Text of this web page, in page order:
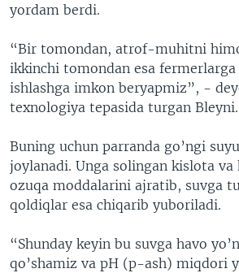
yordam berdi.
“Bir tomondan, atrof-muhitni
ikkinchi tomondan esa fermerlarga
ishlashga imkon beryapmiz”, -
texnologiya tepasida turgan Bleyni.
Buning uchun parranda go’ngi
joylanadi. Unga solingan kislota
ozuqa moddalarini ajratib, suvga
qoldiqlar esa chiqarib yuboriladi.
“Shunday keyin bu suvga havo
qo’shamiz va pH (p-ash) miqdori